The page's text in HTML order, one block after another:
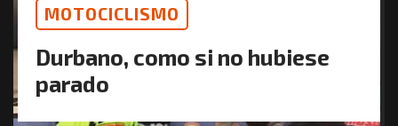
MOTOCICLISMO
Durbano, como si no hubiese
parado